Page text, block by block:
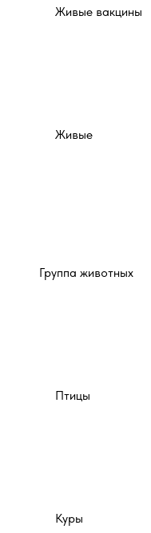
Живые вакцины
Живые
Группа животных
Птицы
Куры